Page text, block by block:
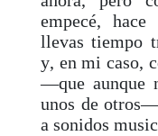
empecé,
llevas tiempo
y, en mi caso,
—que aunque
unos de
a sonidos